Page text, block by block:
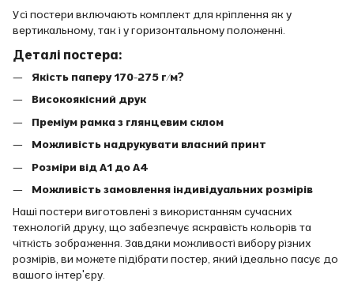
Усі постери включають комплект для кріплення як у
вертикальному, так і у горизонтальному положенні.
Деталі постера:
Якість паперу 170-275 г/м?
Високоякісний друк
Преміум рамка з глянцевим склом
Можливість надрукувати власний принт
Розміри від A1 до A4
Можливість замовлення індивідуальних розмірів
Наші постери виготовлені з використанням сучасних
технологій друку, що забезпечує яскравість кольорів та
чіткість зображення. Завдяки можливості вибору різних
розмірів, ви можете підібрати постер, який ідеально пасує до
вашого інтер'єру.